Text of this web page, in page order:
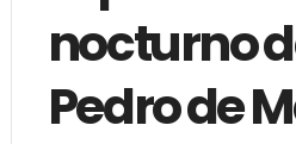
nocturno
Pedro de